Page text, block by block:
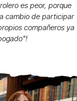
es peor, porque
cambio de participar
compañeros ya